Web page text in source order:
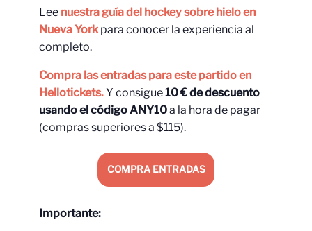
Lee nuestra guía del hockey sobre hielo en
Nueva Yorkpara conocer la experiencia al
completo.
Compra las entradas para este partido en
Hellotickets.Y consigue10 € de descuento
usando el código ANY10a la hora de pagar
(compras superiores a $115).
COMPRA ENTRADAS
Importante: